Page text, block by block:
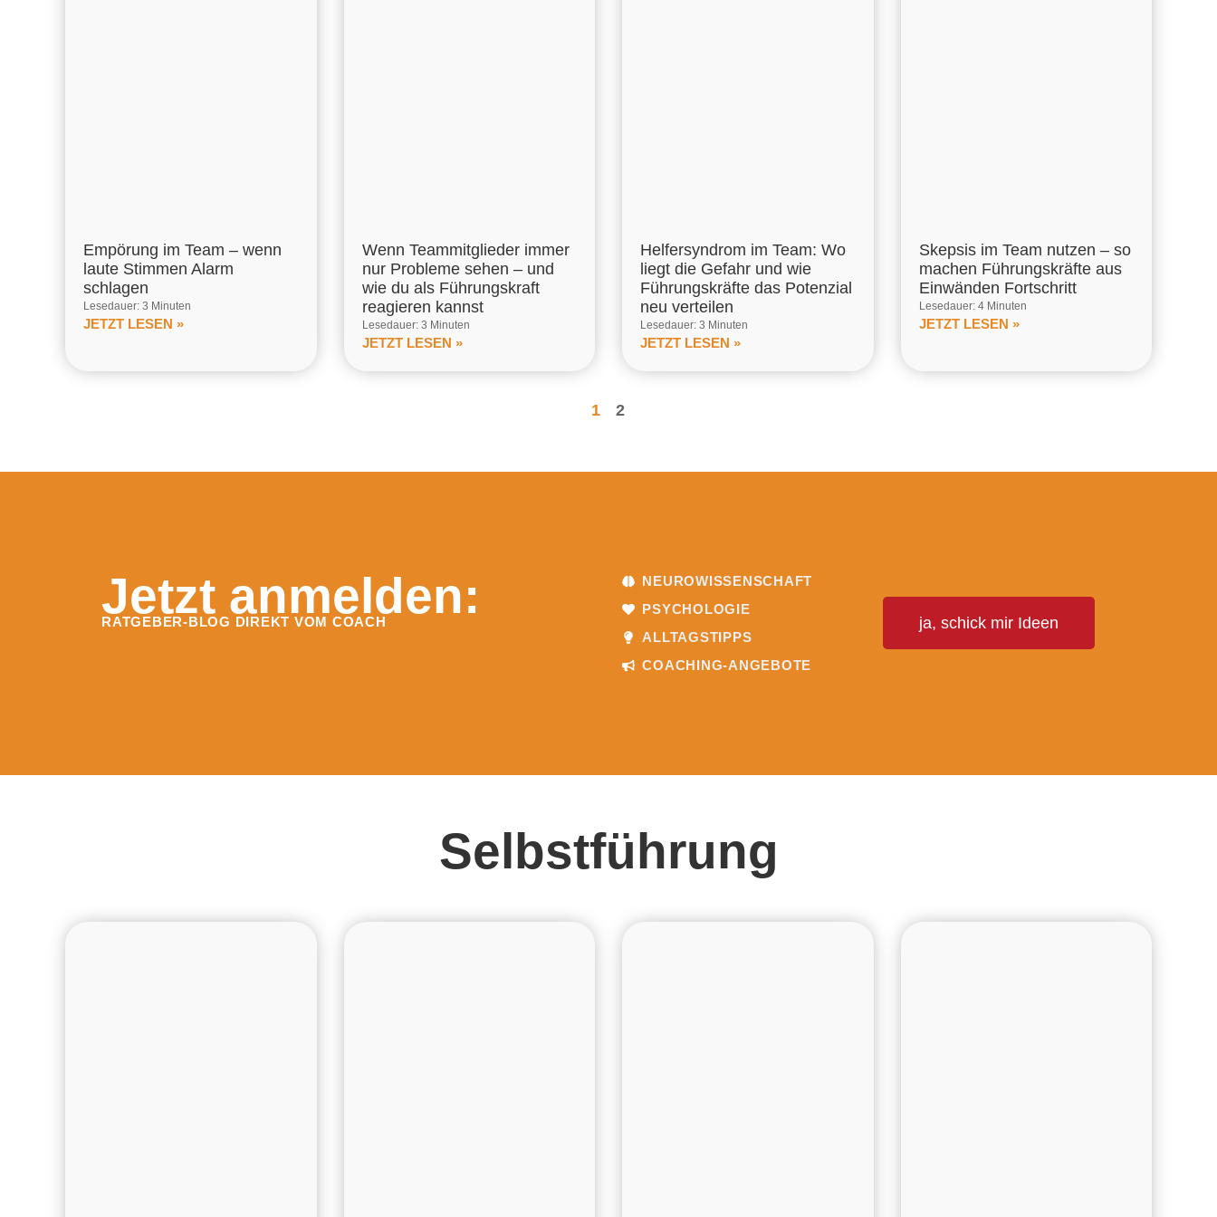
Empörung im Team – wenn
laute Stimmen Alarm
schlagen
Lesedauer: 3 Minuten
JETZT LESEN »
Wenn Teammitglieder immer
nur Probleme sehen – und
wie du als Führungskraft
reagieren kannst
Lesedauer: 3 Minuten
JETZT LESEN »
Helfersyndrom im Team: Wo
liegt die Gefahr und wie
Führungskräfte das Potenzial
neu verteilen
Lesedauer: 3 Minuten
JETZT LESEN »
Skepsis im Team nutzen – so
machen Führungskräfte aus
Einwänden Fortschritt
Lesedauer: 4 Minuten
JETZT LESEN »
1 2
Jetzt anmelden:
RATGEBER-BLOG DIREKT VOM COACH
NEUROWISSENSCHAFT
PSYCHOLOGIE
ALLTAGSTIPPS
COACHING-ANGEBOTE
ja, schick mir Ideen
Selbstführung